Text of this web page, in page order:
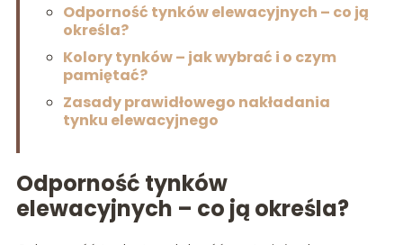
Odporność tynków elewacyjnych – co ją
określa?
Kolory tynków – jak wybrać i o czym
pamiętać?
Zasady prawidłowego nakładania
tynku elewacyjnego
Odporność tynków
elewacyjnych – co ją określa?